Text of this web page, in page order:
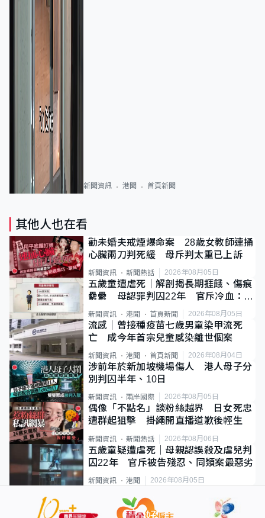
新聞資訊 港聞 首頁新聞
其他人也在看
勸未婚夫戒煙爆命案 28歲女教師連捅
心臟兩刀判死緩 母斥判太重已上訴
新聞資訊 新聞熱話 2026年08月05日
五歲童遭虐死｜解剖揭長期捱餓、傷痕
纍纍 母認罪判囚22年 官斥冷血：同
類案最惡劣
新聞資訊 港聞 首頁新聞 2026年08月05日
流感｜曾接種疫苗七歲男童染甲流死
亡 成今年首宗兒童感染離世個案
新聞資訊 港聞 首頁新聞 2026年08月04日
涉前年於新加坡機場傷人 港人母子分
別判囚半年、10日
新聞資訊 兩岸國際 2026年08月05日
偶像「不點名」談粉絲越界 日女死忠
遭群起狙擊 掛繩開直播道歉後輕生
新聞資訊 新聞熱話 2026年08月06日
五歲童疑遭虐死｜母親認誤殺及虐兒判
囚22年 官斥被告殘忍、同類案最惡劣
新聞資訊 港聞 2026年08月05日